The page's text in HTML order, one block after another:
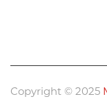
Copyright © 2025